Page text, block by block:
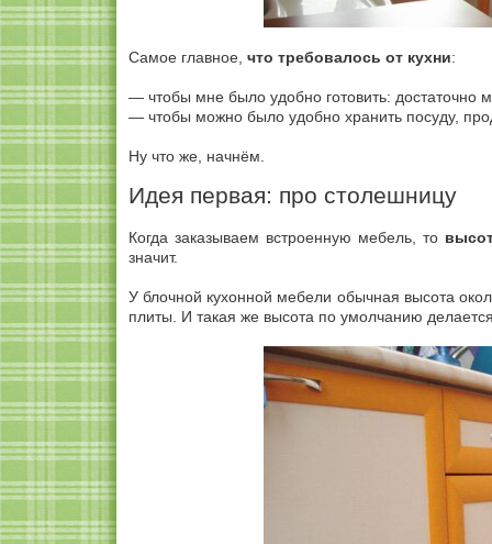
Самое главное, что требовалось от кухни:
— чтобы мне было удобно готовить: достаточно
— чтобы можно было удобно хранить посуду,
Ну что же, начнём.
Идея первая: про столешницу
Когда заказываем встроенную мебель, то
значит.
У блочной кухонной мебели обычная высота
плиты. И такая же высота по умолчанию